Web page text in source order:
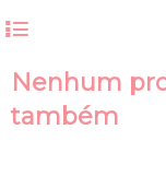
4
Nenhum
também